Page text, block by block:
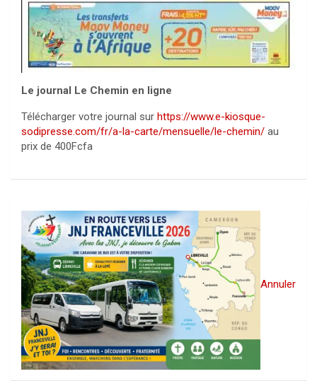
Le journal Le Chemin en ligne
Télécharger votre journal sur https://www.e-kiosque-
sodipresse.com/fr/a-la-carte/mensuelle/le-chemin/ au
prix de 400Fcfa
Annuler